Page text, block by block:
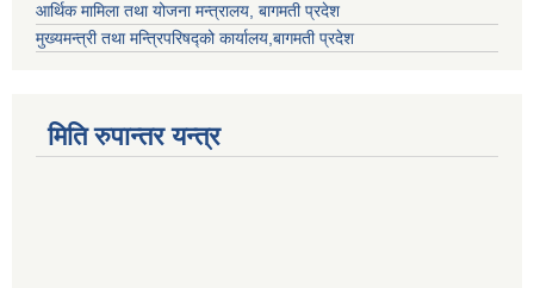
आर्थिक मामिला तथा योजना मन्त्रालय, बागमती प्रदेश
मुख्यमन्त्री तथा मन्त्रिपरिषद्को कार्यालय,बागमती प्रदेश
मिति रुपान्तर यन्त्र